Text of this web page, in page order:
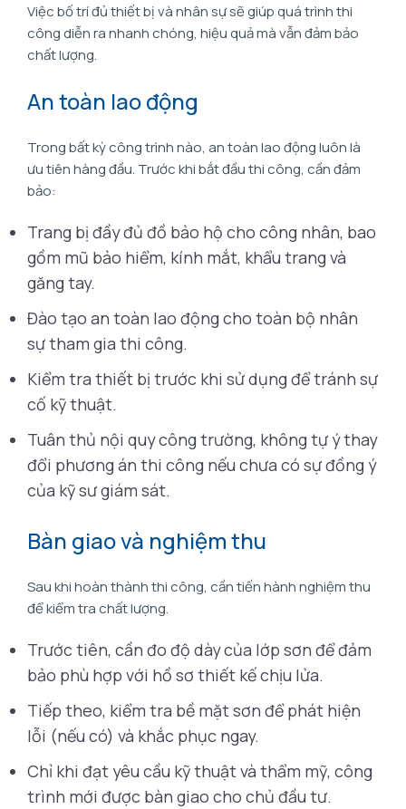
Việc bố trí đủ thiết bị và nhân sự sẽ giúp quá trình thi
công diễn ra nhanh chóng, hiệu quả mà vẫn đảm bảo
chất lượng.
An toàn lao động
Trong bất kỳ công trình nào, an toàn lao động luôn là
ưu tiên hàng đầu. Trước khi bắt đầu thi công, cần đảm
bảo:
Trang bị đầy đủ đồ bảo hộ cho công nhân, bao
gồm mũ bảo hiểm, kính mắt, khẩu trang và
găng tay.
Đào tạo an toàn lao động cho toàn bộ nhân
sự tham gia thi công.
Kiểm tra thiết bị trước khi sử dụng để tránh sự
cố kỹ thuật.
Tuân thủ nội quy công trường, không tự ý thay
đổi phương án thi công nếu chưa có sự đồng ý
của kỹ sư giám sát.
Bàn giao và nghiệm thu
Sau khi hoàn thành thi công, cần tiến hành nghiệm thu
để kiểm tra chất lượng.
Trước tiên, cần đo độ dày của lớp sơn để đảm
bảo phù hợp với hồ sơ thiết kế chịu lửa.
Tiếp theo, kiểm tra bề mặt sơn để phát hiện
lỗi (nếu có) và khắc phục ngay.
Chỉ khi đạt yêu cầu kỹ thuật và thẩm mỹ, công
trình mới được bàn giao cho chủ đầu tư.